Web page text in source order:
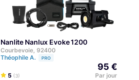
Nanlite Nanlux Evoke 1200
Courbevoie, 92400
Théophile A.
PRO
5 (3)
95 €
Par jour